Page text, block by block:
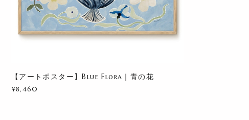
【アートポスター】Blue Flora｜青の花
¥8,460